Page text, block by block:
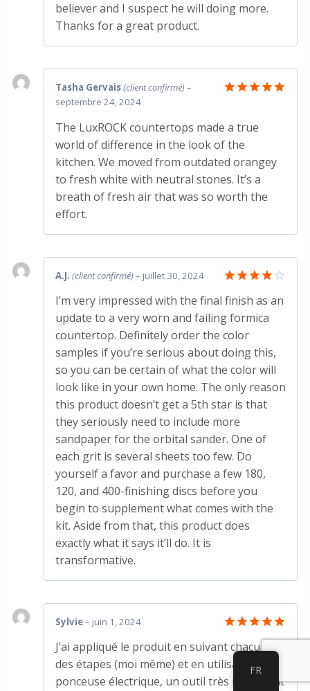
believer and I suspect he will doing more.
Thanks for a great product.
Tasha Gervais(client confirmé) –
septembre 24, 2024
The LuxROCK countertops made a true
world of difference in the look of the
kitchen. We moved from outdated orangey
to fresh white with neutral stones. It’s a
breath of fresh air that was so worth the
effort.
Note
sur 5
A.J. (client confirmé) – juillet 30, 2024
I’m very impressed with the final finish as an
update to a very worn and failing formica
countertop. Definitely order the color
samples if you’re serious about doing this,
so you can be certain of what the color will
look like in your own home. The only reason
this product doesn’t get a 5th star is that
they seriously need to include more
sandpaper for the orbital sander. One of
each grit is several sheets too few. Do
yourself a favor and purchase a few 180,
120, and 400-finishing discs before you
begin to supplement what comes with the
kit. Aside from that, this product does
exactly what it says it’ll do. It is
transformative.
Note
sur 5
Sylvie– juin 1, 2024
J’ai appliqué le produit en suivant chacune
des étapes (moi même) et en utilisant la
ponceuse électrique, un outil très important
FR